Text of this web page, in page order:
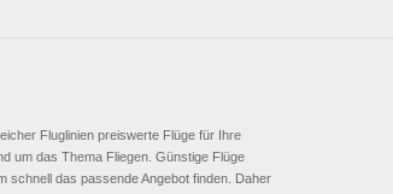
Fluglinien preiswerte Flüge für Ihre
um das Thema Fliegen. Günstige Flüge
schnell das passende Angebot finden. Daher